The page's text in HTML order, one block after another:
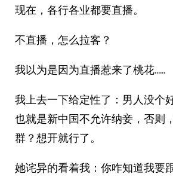
现在，各行各业都要直播。
不直播，怎么拉客？
我以为是因为直播惹来了桃花……
我上去一下给定性了：男人没个
也就是新中国不允许纳妾，否则
群？想开就行了。
她诧异的看着我：你咋知道我要